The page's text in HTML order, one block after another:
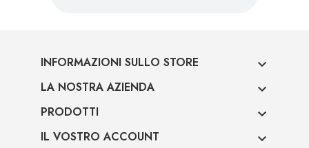
INFORMAZIONI SULLO STORE 
LA NOSTRA AZIENDA 
PRODOTTI 
IL VOSTRO ACCOUNT 